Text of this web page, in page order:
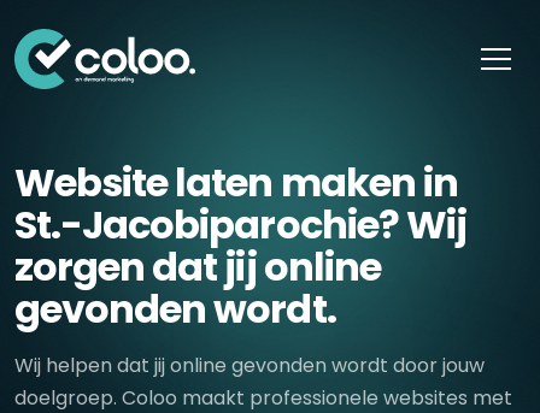
Website laten maken in
St.-Jacobiparochie? Wij
zorgen dat jij online
gevonden wordt.
Wij helpen dat jij online gevonden wordt door jouw
doelgroep. Coloo maakt professionele websites met